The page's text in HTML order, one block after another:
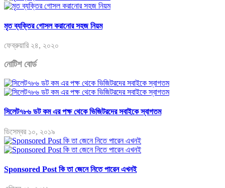
মৃত ব্যক্তির গোসল করানোর সহজ নিয়ম
ফেব্রুয়ারি ২৪, ২০২০
নোটিশ বোর্ড
সিলেট৭৮৬ ডট কম এর পক্ষ থেকে ভিজিটরদের সবাইকে স্বাগতম
ডিসেম্বর ১০, ২০১৯
Sponsored Post কি তা জেনে নিতে পারেন এখনই